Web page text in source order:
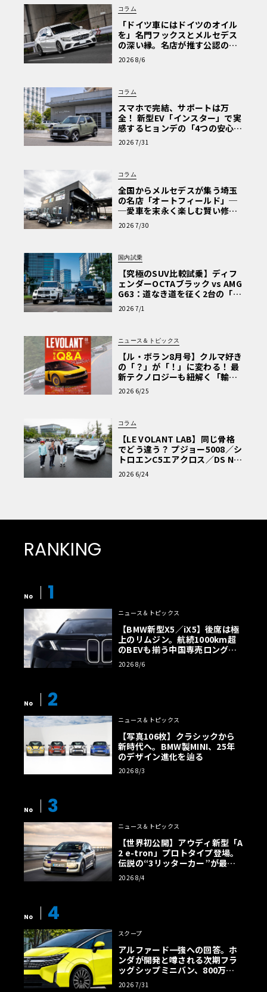
コラム
「ドイツ車にはドイツのオイル
を」名門フックスとメルセデス
の深い縁。名店が推す公認の安
心と、Cクラスで味わうシルキー
な走り〈PR〉
2026 8/6
コラム
スマホで完結、サポートは万
全！ 新型EV「インスター」で実
感するヒョンデの「4つの安心」
【第1回・ヒョンデ6つの疑問：
Why? Hyundai?】〈PR〉
2026 7/31
コラム
全国からメルセデスが集う埼玉
の名店「オートフィールド」─
─愛車を末永く楽しむ賢い修理
術と、プロがフックス製オイル
を選ぶ理由〈PR〉
2026 7/30
国内試乗
【究極のSUV比較試乗】ディフ
ェンダーOCTAブラック vs AMG
G63：道なき道を征く2台の「対
極的アプローチ」
2026 7/1
ニュース＆トピックス
【ル・ボラン8月号】クルマ好き
の「？」が「！」に変わる！ 最
新テクノロジーも紐解く「輸入
車Q&A」
2026 6/25
コラム
【LE VOLANT LAB】同じ骨格
でどう違う？ プジョー5008／シ
トロエンC5エアクロス／DS Nº4
読者一気乗りレポート
2026 6/24
RANKING
No 1
ニュース＆トピックス
【BMW新型X5／iX5】後席は極
上のリムジン。航続1000km超
のBEVも揃う中国専売ロング仕
様の全貌
2026 8/6
No 2
ニュース＆トピックス
【写真106枚】クラシックから
新時代へ。BMW製MINI、25年
のデザイン進化を辿る
2026 8/3
No 3
ニュース＆トピックス
【世界初公開】アウディ新型「A
2 e-tron」プロトタイプ登場。
伝説の“3リッターカー”が最高
効率エントリーBEVとして復活
【画像38枚】
2026 8/4
No 4
スクープ
アルファード一強への回答。ホ
ンダが開発と噂される次期フラ
ッグシップミニバン、800万円
超の勝算【予想CG】
2026 7/31